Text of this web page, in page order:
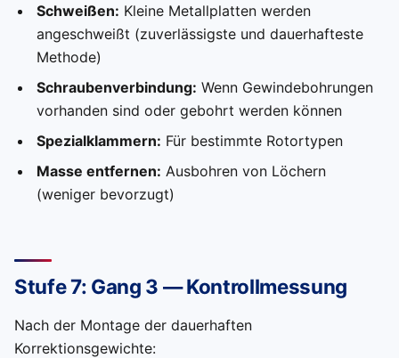
Schweißen: Kleine Metallplatten werden
angeschweißt (zuverlässigste und dauerhafteste
Methode)
Schraubenverbindung: Wenn Gewindebohrungen
vorhanden sind oder gebohrt werden können
Spezialklammern: Für bestimmte Rotortypen
Masse entfernen: Ausbohren von Löchern
(weniger bevorzugt)
Stufe 7: Gang 3 — Kontrollmessung
Nach der Montage der dauerhaften
Korrektionsgewichte: